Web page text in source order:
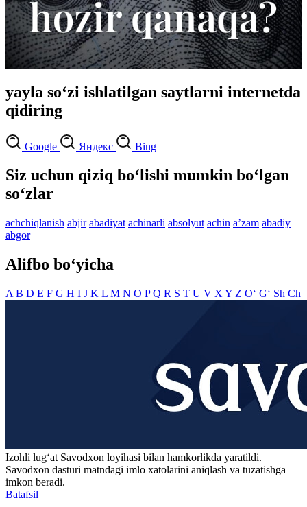
yayla so‘zi ishlatilgan saytlarni internetda
qidiring
Google Яндекс Bing
Siz uchun qiziq bo‘lishi mumkin bo‘lgan
so‘zlar
achchiqlanish abjir abadiyat achinarli absolyut achin aʼzam abadiy
abgor
Alifbo bo‘yicha
A B D E F G H I J K L M N O PQ R S T U V X Y Z O‘ G‘ Sh Ch
Izohli lugʻat Savodxon loyihasi bilan hamkorlikda yaratildi.
Savodxon dasturi matndagi imlo xatolarini aniqlash va tuzatishga
imkon beradi.
Batafsil